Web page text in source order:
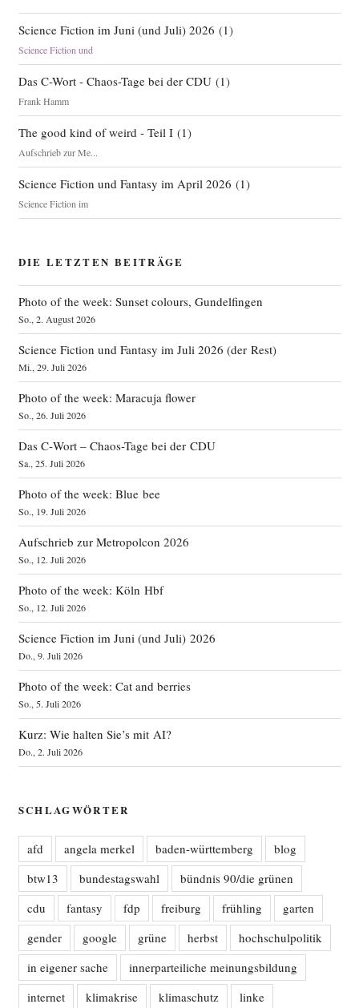
Science Fiction im Juni (und Juli) 2026 (1)
Science Fiction und
Das C-Wort - Chaos-Tage bei der CDU(1)
Frank Hamm
The good kind of weird - Teil I(1)
Aufschrieb zur Me...
Science Fiction und Fantasy im April 2026 (1)
Science Fiction im
DIE LETZTEN BEITRÄGE
Photo of the week: Sunset colours, Gundelfingen
So., 2. August 2026
Science Fiction und Fantasy im Juli 2026 (der Rest)
Mi., 29. Juli 2026
Photo of the week: Maracuja flower
So., 26. Juli 2026
Das C‑Wort – Chaos-Tage bei der CDU
Sa., 25. Juli 2026
Photo of the week: Blue bee
So., 19. Juli 2026
Aufschrieb zur Metropolcon 2026
So., 12. Juli 2026
Photo of the week: Köln Hbf
So., 12. Juli 2026
Science Fiction im Juni (und Juli) 2026
Do., 9. Juli 2026
Photo of the week: Cat and berries
So., 5. Juli 2026
Kurz: Wie halten Sie’s mit AI?
Do., 2. Juli 2026
SCHLAGWÖRTER
afd angela merkel baden-württemberg
blog
btw13
bundestagswahl
bündnis 90/die grünen
cdu
fantasy fdp freiburg frühling
garten
gender
google grüne herbst
hochschulpolitik
in eigener sache
innerparteiliche meinungsbildung
internet
klimakrise klimaschutz linke